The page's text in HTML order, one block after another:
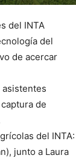
del INTA
del
de acercar
asistentes
de
del INTA:
junto a Laura